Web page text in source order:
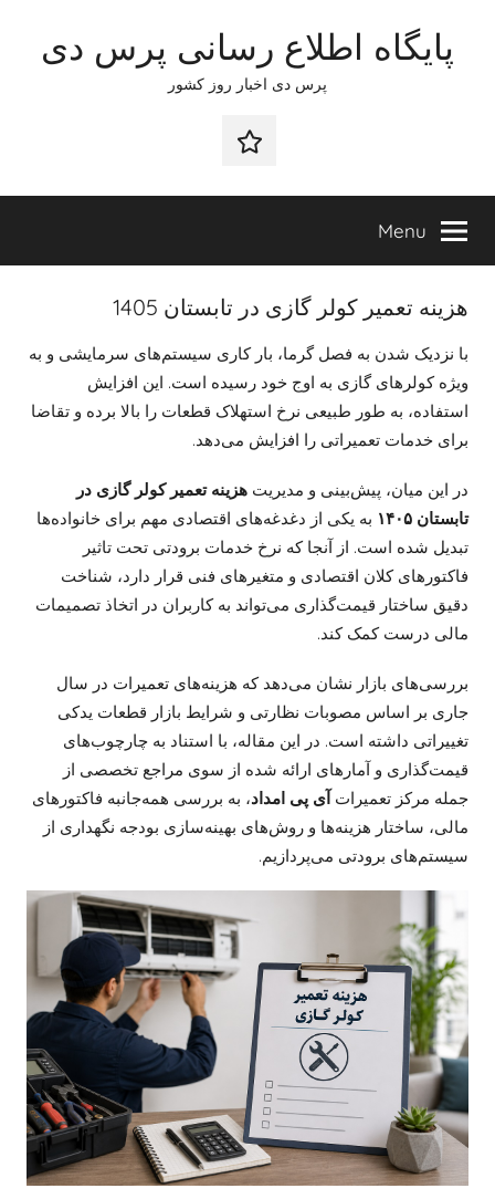
content
پایگاه اطلاع رسانی پرس دی
پرس دی اخبار روز کشور
صفحه
Menu
هزینه تعمیر کولر گازی در تابستان 1405
با نزدیک شدن به فصل گرما، بار کاری سیستم‌های سرمایشی و به
ویژه کولرهای گازی به اوج خود رسیده است. این افزایش
استفاده، به طور طبیعی نرخ استهلاک قطعات را بالا برده و تقاضا
برای خدمات تعمیراتی را افزایش می‌دهد.
در این میان، پیش‌بینی و مدیریت هزینه تعمیر کولر گازی در
تابستان ۱۴۰۵ به یکی از دغدغه‌های اقتصادی مهم برای خانواده‌ها
تبدیل شده است. از آنجا که نرخ خدمات برودتی تحت تاثیر
فاکتورهای کلان اقتصادی و متغیرهای فنی قرار دارد، شناخت
دقیق ساختار قیمت‌گذاری می‌تواند به کاربران در اتخاذ تصمیمات
مالی درست کمک کند.
بررسی‌های بازار نشان می‌دهد که هزینه‌های تعمیرات در سال
جاری بر اساس مصوبات نظارتی و شرایط بازار قطعات یدکی
تغییراتی داشته است. در این مقاله، با استناد به چارچوب‌های
قیمت‌گذاری و آمارهای ارائه شده از سوی مراجع تخصصی از
جمله مرکز تعمیرات آی پی امداد، به بررسی همه‌جانبه فاکتورهای
مالی، ساختار هزینه‌ها و روش‌های بهینه‌سازی بودجه نگهداری از
سیستم‌های برودتی می‌پردازیم.